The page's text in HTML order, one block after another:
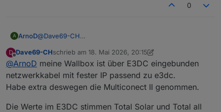
0
A ArnoD@Dave69-CH
Modbus oder evcc ?
D
Offline
Dave69-CHschrieb am 18. Mai 2026, 20:15
zuletzt editiert von Dave69-CH
@ArnoD meine Wallbox ist über E3DC eingebunden
netzwerkkabel mit fester IP passend zu e3dc.
Habe extra deswegen die Multiconect II genommen.
Die Werte im E3DC stimmen Total Solar und Total all